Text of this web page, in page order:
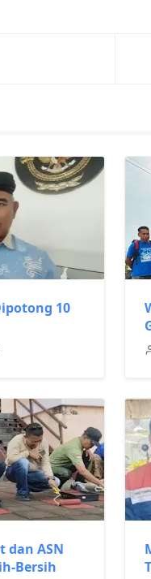
10
dan ASN
Bersih